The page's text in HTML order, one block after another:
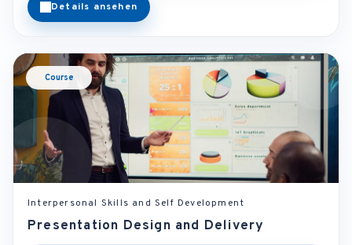
Details ansehen
Course
Interpersonal Skills and Self Development
Presentation Design and Delivery